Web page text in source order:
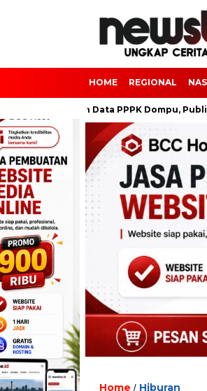
HOME REGIONAL
Kisruh Data PPPK Dompu, Publik
Home / Hiburan